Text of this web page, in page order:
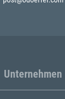
Unternehmen